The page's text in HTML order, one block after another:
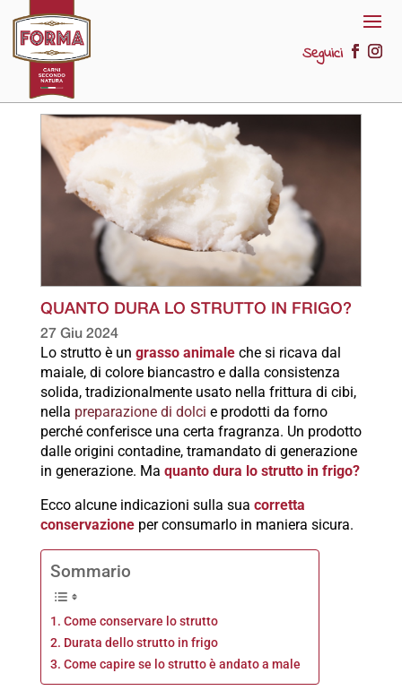
Seguici
QUANTO DURA LO STRUTTO IN FRIGO?
27 Giu 2024
Lo strutto è un grasso animaleche si ricava dal
maiale, di colore biancastro e dalla consistenza
solida, tradizionalmente usato nella frittura di cibi,
nella preparazione di dolci e prodotti da forno
perché conferisce una certa fragranza. Un prodotto
dalle origini contadine, tramandato di generazione
in generazione. Ma quanto dura lo strutto in frigo?
Ecco alcune indicazioni sulla sua corretta
conservazioneper consumarlo in maniera sicura.
Sommario
Come conservare lo strutto
Durata dello strutto in frigo
Come capire se lo strutto è andato a male